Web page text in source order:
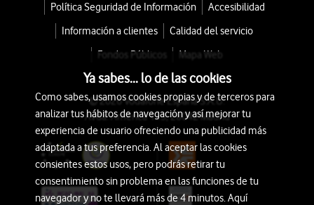
Política Seguridad de Información
Accesibilidad
Información a clientes
Calidad del servicio
Fondos Públicos
Mapa Web
© 2026 Vodafone España S.A.U.
Avda. América 115, 28042 Madrid
Ya sabes... lo de las cookies
Como sabes, usamos cookies propias y de terceros para
analizar tus hábitos de navegación y así mejorar tu
experiencia de usuario ofreciendo una publicidad más
adaptada a tus preferencia. Al aceptar las cookies
consientes estos usos, pero podrás retirar tu
consentimiento sin problema en las funciones de tu
navegador y no te llevará más de 4 minutos. Aquí